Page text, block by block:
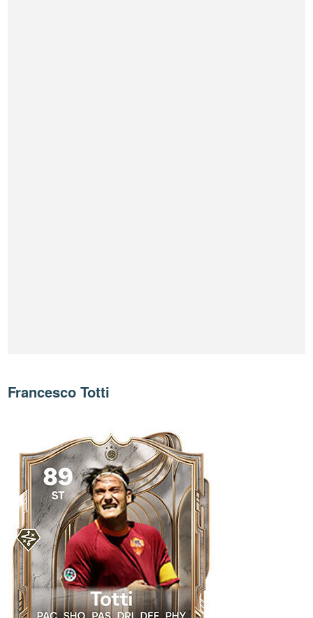
Francesco Totti